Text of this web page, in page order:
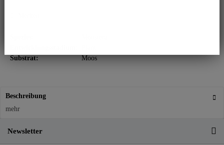
Substrat:
Moos
Beschreibung
mehr
Newsletter